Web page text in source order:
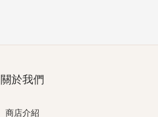
關於我們
商店介紹